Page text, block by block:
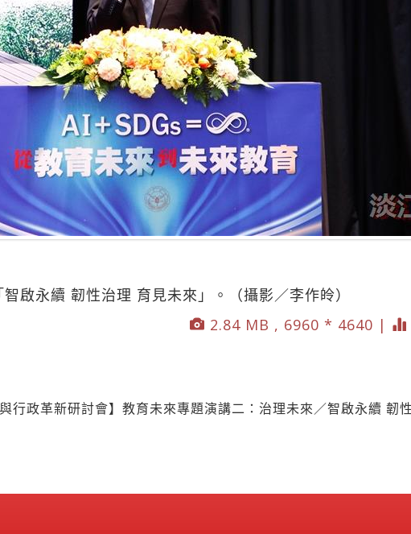
啟永續 韌性治理 育見未來」。（攝影／李作皊）
2.84 MB , 6960 * 4640 |
行政革新研討會】教育未來專題演講二：治理未來／智啟永續 韌